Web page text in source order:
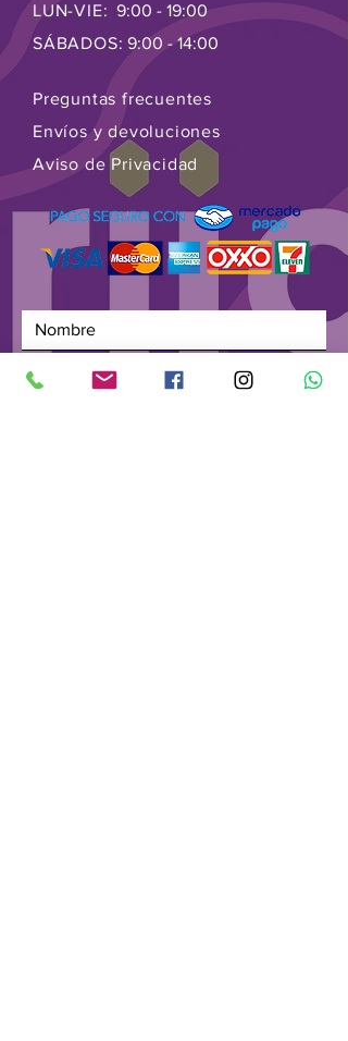
LUN-VIE: 9:00 - 19:00
SÁBADOS: 9:00 - 14:00
Preguntas frecuentes
Envíos y devoluciones
Aviso de Privacidad